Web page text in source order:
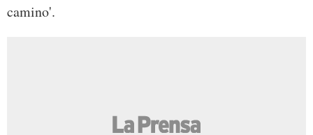
camino'.